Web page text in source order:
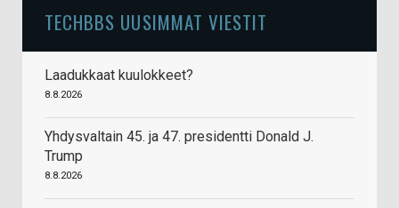
TECHBBS UUSIMMAT VIESTIT
Laadukkaat kuulokkeet?
8.8.2026
Yhdysvaltain 45. ja 47. presidentti Donald J.
Trump
8.8.2026